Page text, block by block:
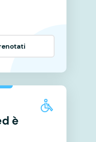
è